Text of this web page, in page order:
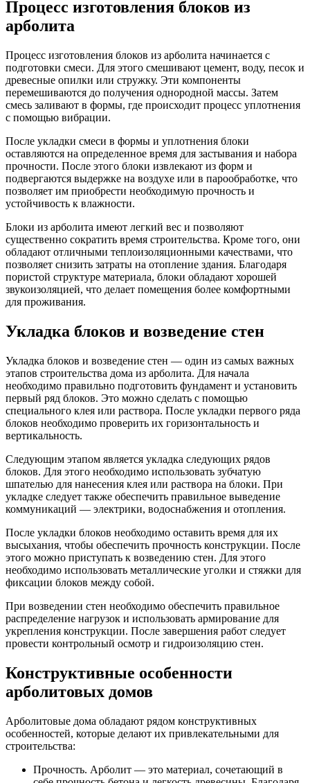
Процесс изготовления блоков из
арболита
Процесс изготовления блоков из арболита начинается с
подготовки смеси. Для этого смешивают цемент, воду, песок и
древесные опилки или стружку. Эти компоненты
перемешиваются до получения однородной массы. Затем
смесь заливают в формы, где происходит процесс уплотнения
с помощью вибрации.
После укладки смеси в формы и уплотнения блоки
оставляются на определенное время для застывания и набора
прочности. После этого блоки извлекают из форм и
подвергаются выдержке на воздухе или в парообработке, что
позволяет им приобрести необходимую прочность и
устойчивость к влажности.
Блоки из арболита имеют легкий вес и позволяют
существенно сократить время строительства. Кроме того, они
обладают отличными теплоизоляционными качествами, что
позволяет снизить затраты на отопление здания. Благодаря
пористой структуре материала, блоки обладают хорошей
звукоизоляцией, что делает помещения более комфортными
для проживания.
Укладка блоков и возведение стен
Укладка блоков и возведение стен — один из самых важных
этапов строительства дома из арболита. Для начала
необходимо правильно подготовить фундамент и установить
первый ряд блоков. Это можно сделать с помощью
специального клея или раствора. После укладки первого ряда
блоков необходимо проверить их горизонтальность и
вертикальность.
Следующим этапом является укладка следующих рядов
блоков. Для этого необходимо использовать зубчатую
шпателью для нанесения клея или раствора на блоки. При
укладке следует также обеспечить правильное выведение
коммуникаций — электрики, водоснабжения и отопления.
После укладки блоков необходимо оставить время для их
высыхания, чтобы обеспечить прочность конструкции. После
этого можно приступать к возведению стен. Для этого
необходимо использовать металлические уголки и стяжки для
фиксации блоков между собой.
При возведении стен необходимо обеспечить правильное
распределение нагрузок и использовать армирование для
укрепления конструкции. После завершения работ следует
провести контрольный осмотр и гидроизоляцию стен.
Конструктивные особенности
арболитовых домов
Арболитовые дома обладают рядом конструктивных
особенностей, которые делают их привлекательными для
строительства:
Прочность. Арболит — это материал, сочетающий в